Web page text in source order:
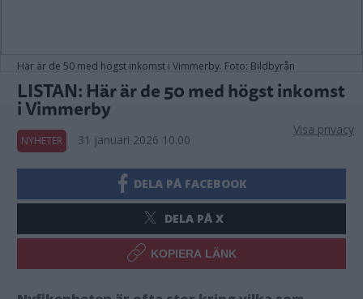
Här är de 50 med högst inkomst i Vimmerby. Foto: Bildbyrån
LISTAN: Här är de 50 med högst inkomst
i Vimmerby
NYHETER 31 januari 2026 10.00
DELA PÅ FACEBOOK
DELA PÅ X
KOPIERA LÄNK
Visa privacy